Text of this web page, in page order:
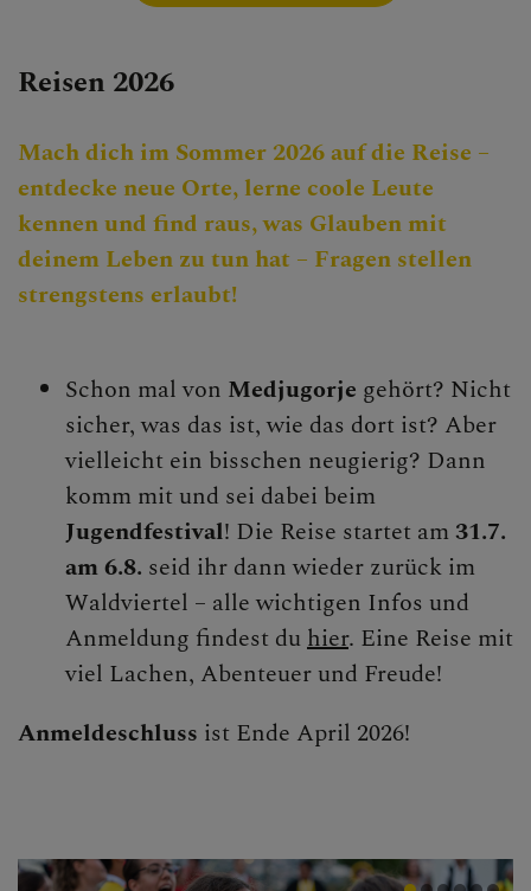
Reisen 2026
Mach dich im Sommer 2026 auf die Reise –
entdecke neue Orte, lerne coole Leute
kennen und find raus, was Glauben mit
deinem Leben zu tun hat – Fragen stellen
strengstens erlaubt!
Schon mal von Medjugorje gehört? Nicht
sicher, was das ist, wie das dort ist? Aber
vielleicht ein bisschen neugierig? Dann
komm mit und sei dabei beim
Jugendfestival! Die Reise startet am 31.7.
am 6.8. seid ihr dann wieder zurück im
Waldviertel – alle wichtigen Infos und
Anmeldung findest duhier. Eine Reise mit
viel Lachen, Abenteuer und Freude!
Anmeldeschluss ist Ende April 2026!